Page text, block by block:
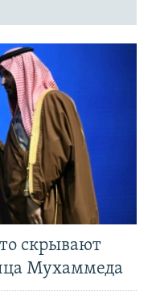
скрывают
Мухаммеда